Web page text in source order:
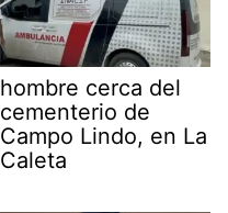
hombre cerca del
cementerio de
Campo Lindo, en La
Caleta